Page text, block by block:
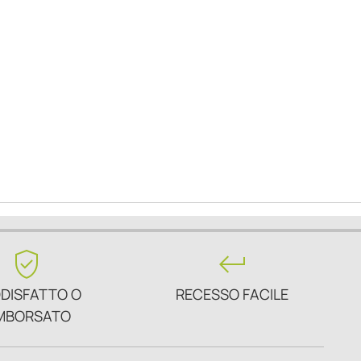
verified_user
O
keyboard_return
RECESSO FACILE